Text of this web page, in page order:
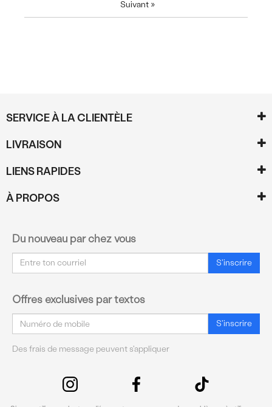
Suivant »
SERVICE À LA CLIENTÈLE
LIVRAISON
LIENS RAPIDES
À PROPOS
Du nouveau par chez vous
Courriel S'inscrire
Offres exclusives par textos
Courriel S'inscrire
Des frais de message peuvent s'appliquer